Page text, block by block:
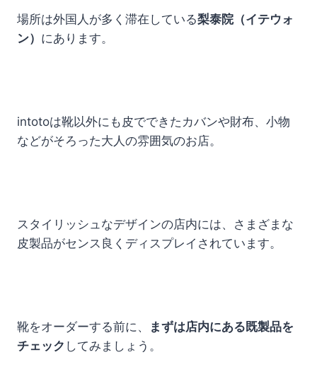
場所は外国人が多く滞在している梨泰院（イテウォ
ン） にあります。
intotoは靴以外にも皮でできたカバンや財布、小物
などがそろった大人の雰囲気のお店。
スタイリッシュなデザインの店内には、さまざまな
皮製品がセンス良くディスプレイされています。
靴をオーダーする前に、
まずは店内にある既製品を
チェック してみましょう。